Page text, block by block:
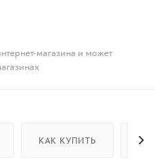
магазина и может
КАК КУПИТЬ